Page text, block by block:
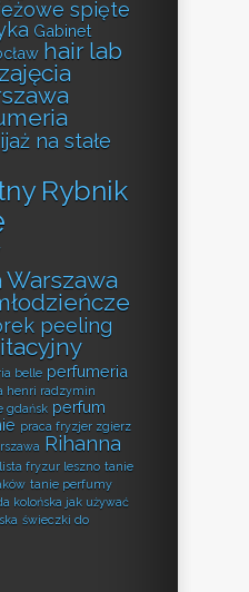
spięte
Gabinet
hair lab
na stałe
Rybnik
peeling
belle perfumeria
henri radzymin
gdańsk perfum
praca fryzjer zgierz
Rihanna
fryzur leszno tanie
tanie perfumy
kolońska jak używać
świeczki do